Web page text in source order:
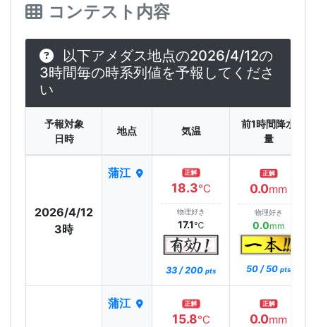
コンテスト内容
以下アメダス地点の2026/4/12の
3時間毎の時系列値を予報してくださ
い
予報対象
日時
地点 気温
前1時間降水
量
2026/4/12
3時
蒲江 正解
18.3℃
物理好き
17.1℃
33 / 200 pts
正解
0.0mm
物理好き
0.0mm
50 / 50 pts
蒲江 正解
15.8℃
正解
0.0mm